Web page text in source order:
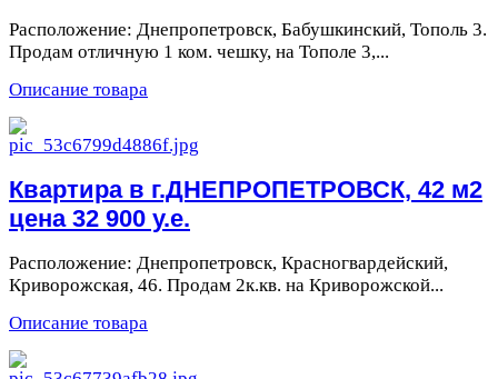
Расположение: Днепропетровск, Бабушкинский, Тополь 3.
Продам отличную 1 ком. чешку, на Тополе 3,...
Описание товара
Квартира в г.ДНЕПРОПЕТРОВСК, 42 м2
цена 32 900 у.е.
Расположение: Днепропетровск, Красногвардейский,
Криворожская, 46. Продам 2к.кв. на Криворожской...
Описание товара